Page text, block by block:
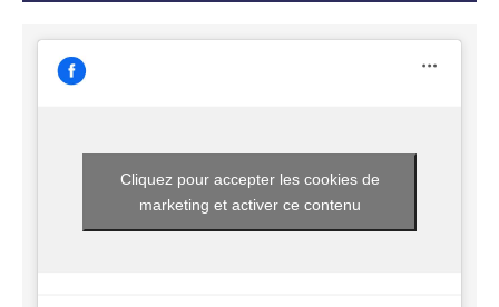
Cliquez pour accepter les cookies de
marketing et activer ce contenu